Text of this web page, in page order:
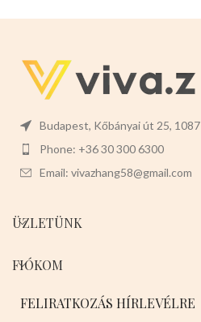
Budapest, Kőbányai út 25, 1087
Phone: +36 30 300 6300
Email: vivazhang58@gmail.com
ÜZLETÜNK
FIÓKOM
FELIRATKOZÁS HÍRLEVÉLRE